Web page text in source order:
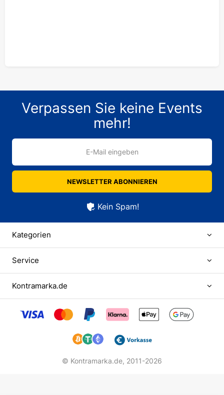
Verpassen Sie keine Events
mehr!
E-Mail eingeben
NEWSLETTER ABONNIEREN
Kein Spam!
Kategorien
Service
Kontramarka.de
© Kontramarka.de, 2011-2026